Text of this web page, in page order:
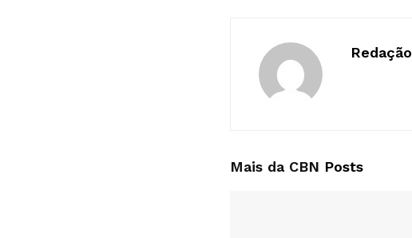
Redação
Mais da CBN Posts